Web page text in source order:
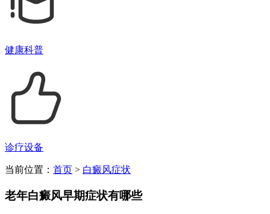
健康科普
诊疗设备
当前位置： 首页 > 白癜风症状
老年白癜风早期症状有哪些